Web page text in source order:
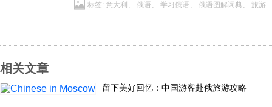
经济
科技
标签: 意大利 、 俄语、 学习俄语、 俄语图解词典 、 旅游
相关文章
留下美好回忆：中国游客赴俄旅游攻略